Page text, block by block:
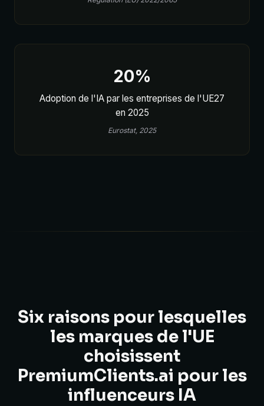
20%
Adoption de l'IA par les entreprises de l'UE27
en 2025
Eurostat, 2025
Six raisons pour lesquelles
les marques de l'UE
choisissent
PremiumClients.ai pour les
influenceurs IA